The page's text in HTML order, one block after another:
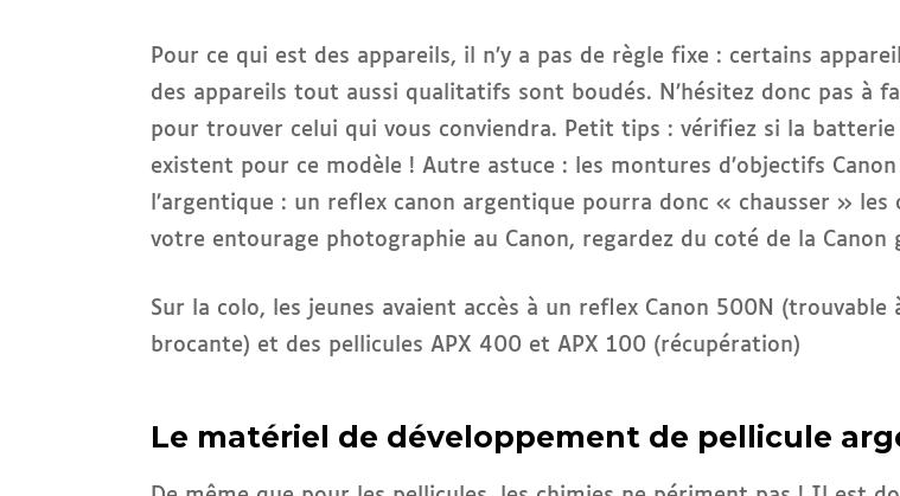
Pour ce qui est des appareils, il n’y a pas de règle fixe : certains
des appareils tout aussi qualitatifs sont boudés. N’hésitez donc pas à
pour trouver celui qui vous conviendra. Petit tips : vérifiez si la
existent pour ce modèle ! Autre astuce : les montures d’objectifs
l’argentique : un reflex canon argentique pourra donc « chausser » les
votre entourage photographie au Canon, regardez du coté de la Canon
Sur la colo, les jeunes avaient accès à un reflex Canon 500N
brocante) et des pellicules APX 400 et APX 100 (récupération)
Le matériel de développement de pellicule